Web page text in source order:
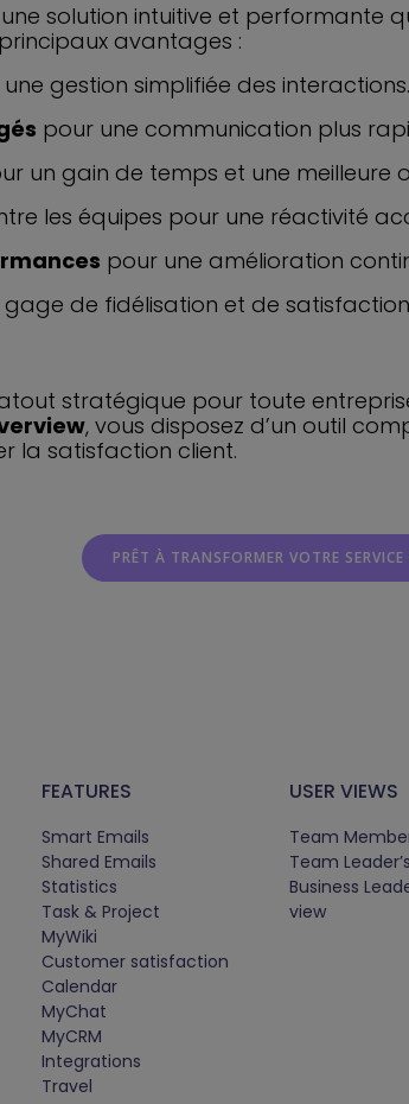
solution intuitive et performante
avantages :
gestion simplifiée des interactions.
pour une communication plus
un gain de temps et une meilleure
les équipes pour une réactivité
pour une amélioration
gage de fidélisation et de
stratégique pour toute
, vous disposez d’un outil
la satisfaction client.
PRÊT À TRANSFORMER VOTRE
FEATURES
Smart Emails
Shared Emails
Statistics
Task & Project
MyWiki
Customer satisfaction
Calendar
MyChat
MyCRM
Integrations
Travel
USER VIEWS
Team
Team
Business
view